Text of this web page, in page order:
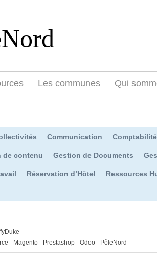
Les communes Qui
Communication Comptabilité
de contenu Gestion de Documents
Réservation d’Hôtel Ressources
- Magento - Prestashop - Odoo - PôleNord